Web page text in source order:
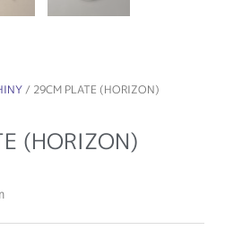
/ 29CM PLATE (HORIZON)
(HORIZON)